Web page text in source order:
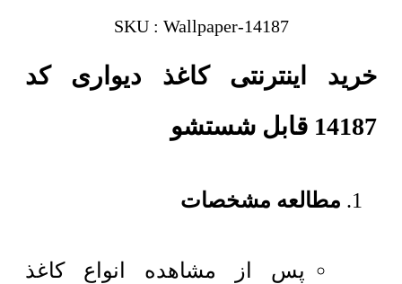
SKU : Wallpaper-14187
خرید اینترنتی کاغذ دیواری کد
14187 قابل شستشو
مطالعه مشخصات
پس از مشاهده انواع کاغذ